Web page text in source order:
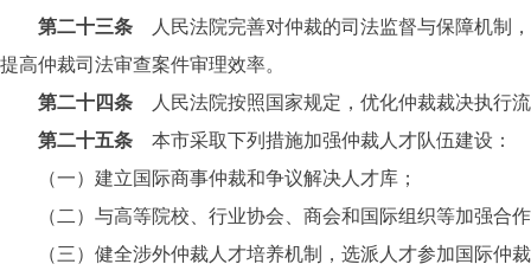
第二十三条 人民法院完善对仲裁的司法监督与保障机制
提高仲裁司法审查案件审理效率。
第二十四条 人民法院按照国家规定，优化仲裁裁决执行
第二十五条 本市采取下列措施加强仲裁人才队伍建设：
（一）建立国际商事仲裁和争议解决人才库；
（二）与高等院校、行业协会、商会和国际组织等加强合
（三）健全涉外仲裁人才培养机制，选派人才参加国际仲裁